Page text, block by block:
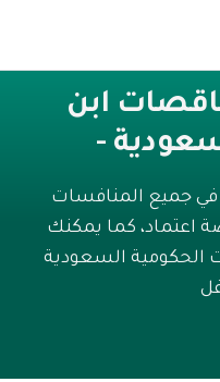
ابن
-
جميع المنافسات
اعتماد، كما يمكنك
الحكومية السعودية